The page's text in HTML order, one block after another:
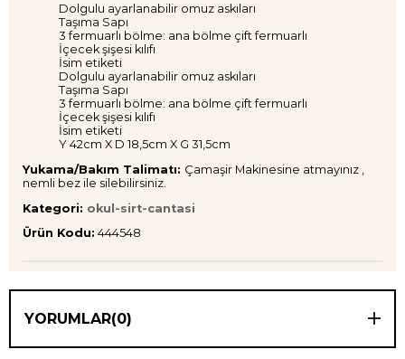
Dolgulu ayarlanabilir omuz askıları
Taşıma Sapı
3 fermuarlı bölme: ana bölme çift fermuarlı
İçecek şişesi kılıfı
İsim etiketi
Dolgulu ayarlanabilir omuz askıları
Taşıma Sapı
3 fermuarlı bölme: ana bölme çift fermuarlı
İçecek şişesi kılıfı
İsim etiketi
Y 42cm X D 18,5cm X G 31,5cm
Yukama/Bakım Talimatı: Çamaşir Makinesine atmayınız ,
nemli bez ile silebilirsiniz.
Kategori: okul-sirt-cantasi
Ürün Kodu: 444548
YORUMLAR(0)